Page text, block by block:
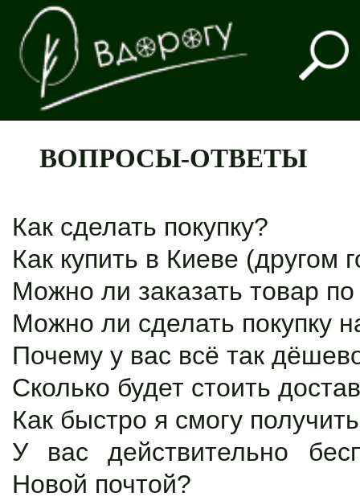
ВОПРОСЫ-ОТВЕТЫ
Как сделать покупку?
Как купить в Киеве (другом
Можно ли заказать товар
Можно ли сделать покупку
Почему у вас всё так
Сколько будет стоить
Как быстро я смогу
У вас действительно
Новой почтой?